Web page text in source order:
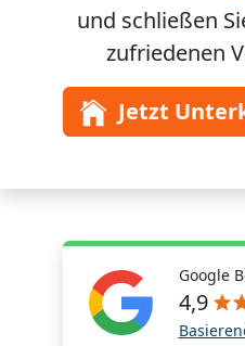
und schließen
zufriedenen
Jetzt
Google
4,9